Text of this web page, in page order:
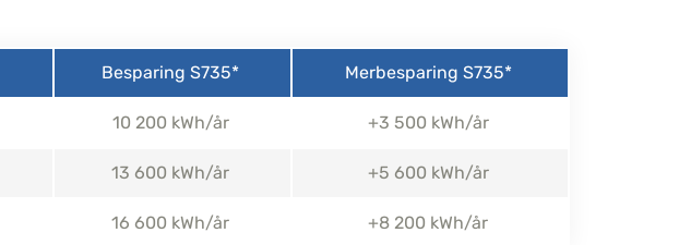
Besparing S735* Merbesparing S735*
10 200 kWh/år +3 500 kWh/år
13 600 kWh/år +5 600 kWh/år
16 600 kWh/år +8 200 kWh/år